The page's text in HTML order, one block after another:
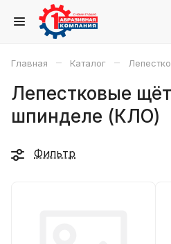
Главная – Каталог –
Лепестковые
шпинделе (КЛО)
Фильтр